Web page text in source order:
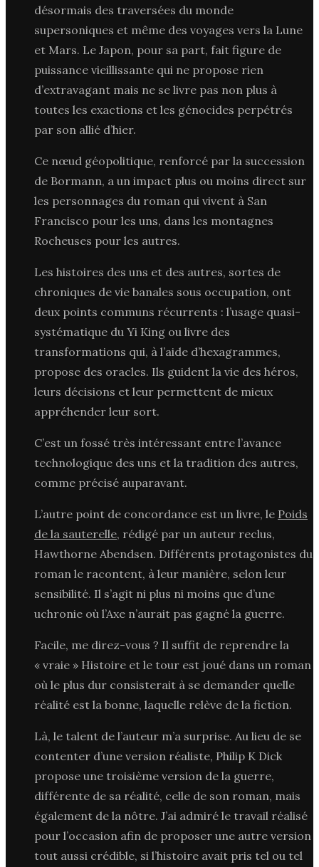
désormais des traversées du monde
supersoniques et même des voyages vers la Lune
et Mars. Le Japon, pour sa part, fait figure de
puissance vieillissante qui ne propose rien
d’extravagant mais ne se livre pas non plus à
toutes les exactions et les génocides perpétrés
par son allié d’hier.
Ce nœud géopolitique, renforcé par la succession
de Bormann, a un impact plus ou moins direct sur
les personnages du roman qui vivent à San
Francisco pour les uns, dans les montagnes
Rocheuses pour les autres.
Les histoires des uns et des autres, sortes de
chroniques de vie banales sous occupation, ont
deux points communs récurrents : l’usage quasi-
systématique du Yi King ou livre des
transformations qui, à l’aide d’hexagrammes,
propose des oracles. Ils guident la vie des héros,
leurs décisions et leur permettent de mieux
appréhender leur sort.
C’est un fossé très intéressant entre l’avance
technologique des uns et la tradition des autres,
comme précisé auparavant.
L’autre point de concordance est un livre, le Poids
de la sauterelle, rédigé par un auteur reclus,
Hawthorne Abendsen. Différents protagonistes du
roman le racontent, à leur manière, selon leur
sensibilité. Il s’agit ni plus ni moins que d’une
uchronie où l’Axe n’aurait pas gagné la guerre.
Facile, me direz-vous ? Il suffit de reprendre la
« vraie » Histoire et le tour est joué dans un roman
où le plus dur consisterait à se demander quelle
réalité est la bonne, laquelle relève de la fiction.
Là, le talent de l’auteur m’a surprise. Au lieu de se
contenter d’une version réaliste, Philip K Dick
propose une troisième version de la guerre,
différente de sa réalité, celle de son roman, mais
également de la nôtre. J’ai admiré le travail réalisé
pour l’occasion afin de proposer une autre version
tout aussi crédible, si l’histoire avait pris tel ou tel